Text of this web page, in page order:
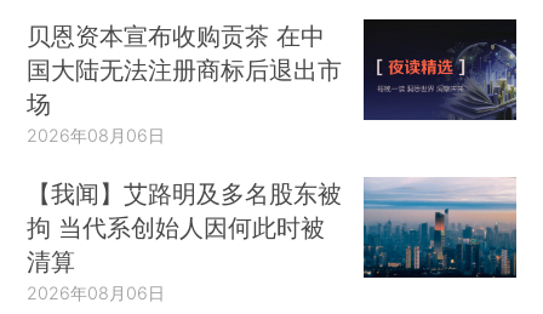
贝恩资本宣布收购贡茶 在中
国大陆无法注册商标后退出市
场
2026年08月06日
【我闻】艾路明及多名股东被
拘 当代系创始人因何此时被
清算
2026年08月06日